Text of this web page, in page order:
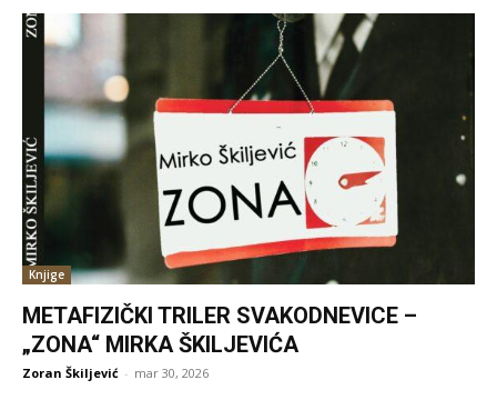
Knjige
METAFIZIČKI TRILER SVAKODNEVICE –
„ZONA“ MIRKA ŠKILJEVIĆA
Zoran Škiljević - mar 30, 2026